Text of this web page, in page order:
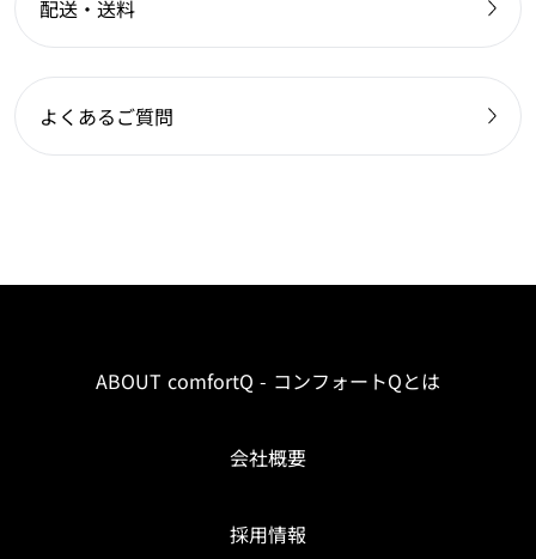
配送・送料
よくあるご質問
ABOUT comfortQ - コンフォートQとは
会社概要
採用情報